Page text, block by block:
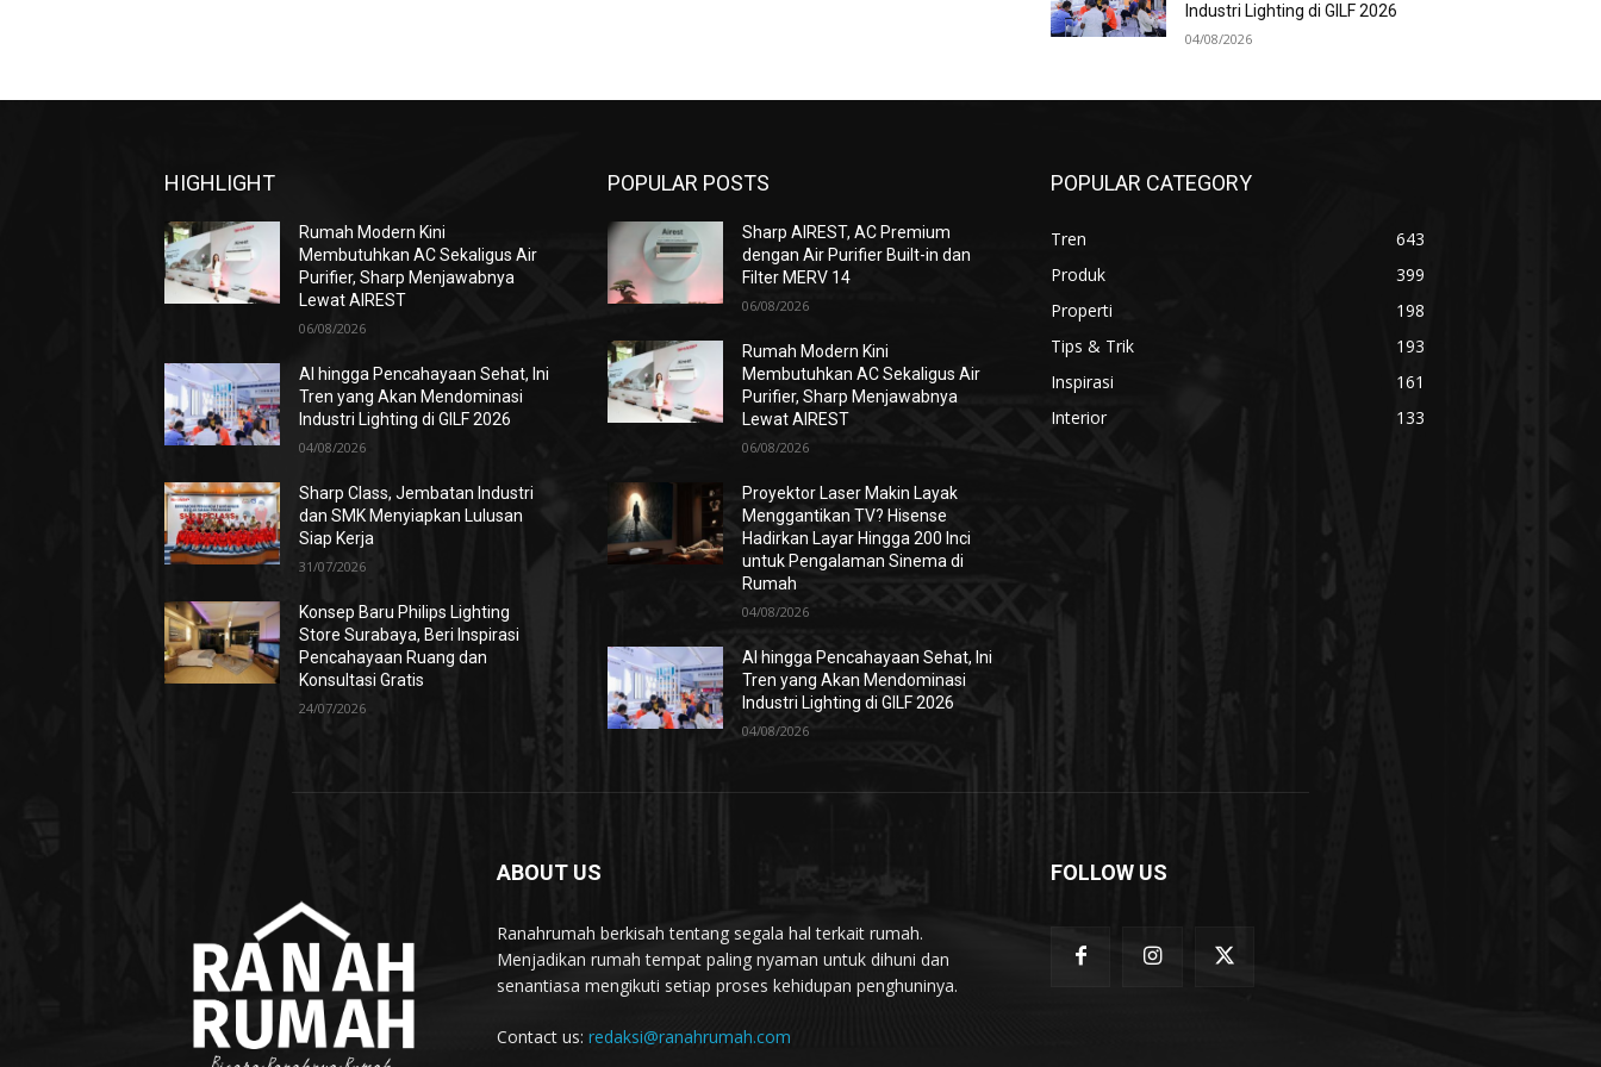
Industri Lighting di GILF 2026
04/08/2026
HIGHLIGHT
Rumah Modern Kini
Membutuhkan AC Sekaligus Air
Purifier, Sharp Menjawabnya
Lewat AIREST
06/08/2026
AI hingga Pencahayaan Sehat, Ini
Tren yang Akan Mendominasi
Industri Lighting di GILF 2026
04/08/2026
Sharp Class, Jembatan Industri
dan SMK Menyiapkan Lulusan
Siap Kerja
31/07/2026
Konsep Baru Philips Lighting
Store Surabaya, Beri Inspirasi
Pencahayaan Ruang dan
Konsultasi Gratis
24/07/2026
POPULAR POSTS
Sharp AIREST, AC Premium
dengan Air Purifier Built-in dan
Filter MERV 14
06/08/2026
Rumah Modern Kini
Membutuhkan AC Sekaligus Air
Purifier, Sharp Menjawabnya
Lewat AIREST
06/08/2026
Proyektor Laser Makin Layak
Menggantikan TV? Hisense
Hadirkan Layar Hingga 200 Inci
untuk Pengalaman Sinema di
Rumah
04/08/2026
AI hingga Pencahayaan Sehat, Ini
Tren yang Akan Mendominasi
Industri Lighting di GILF 2026
04/08/2026
POPULAR CATEGORY
Tren
643
Produk
399
Properti
198
Tips & Trik
193
Inspirasi
161
Interior
133
ABOUT US
Ranahrumah berkisah tentang segala hal terkait rumah.
Menjadikan rumah tempat paling nyaman untuk dihuni dan
senantiasa mengikuti setiap proses kehidupan penghuninya.
Contact us: redaksi@ranahrumah.com
FOLLOW US